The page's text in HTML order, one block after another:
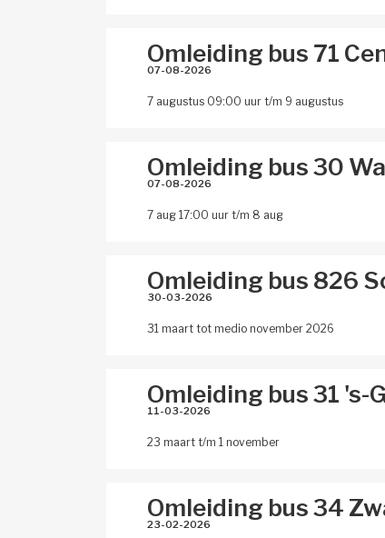
Omleiding bus 71
07-08-2026
7 augustus 09:00 uur t/m 9 augustus
Omleiding bus 30
07-08-2026
7 aug 17:00 uur t/m 8 aug
Omleiding bus 826
30-03-2026
31 maart tot medio november 2026
Omleiding bus 31 's-
11-03-2026
23 maart t/m 1 november
Omleiding bus 34
23-02-2026